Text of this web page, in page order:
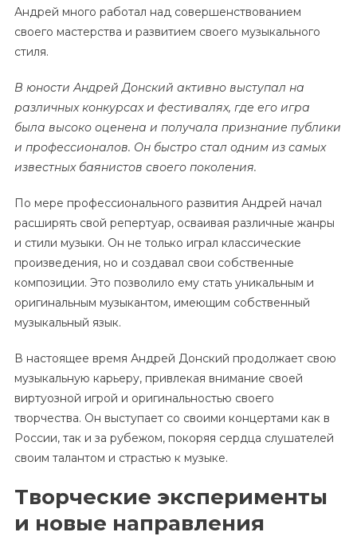
Андрей много работал над совершенствованием
своего мастерства и развитием своего музыкального
стиля.
В юности Андрей Донский активно выступал на
различных конкурсах и фестивалях, где его игра
была высоко оценена и получала признание публики
и профессионалов. Он быстро стал одним из самых
известных баянистов своего поколения.
По мере профессионального развития Андрей начал
расширять свой репертуар, осваивая различные жанры
и стили музыки. Он не только играл классические
произведения, но и создавал свои собственные
композиции. Это позволило ему стать уникальным и
оригинальным музыкантом, имеющим собственный
музыкальный язык.
В настоящее время Андрей Донский продолжает свою
музыкальную карьеру, привлекая внимание своей
виртуозной игрой и оригинальностью своего
творчества. Он выступает со своими концертами как в
России, так и за рубежом, покоряя сердца слушателей
своим талантом и страстью к музыке.
Творческие эксперименты
и новые направления